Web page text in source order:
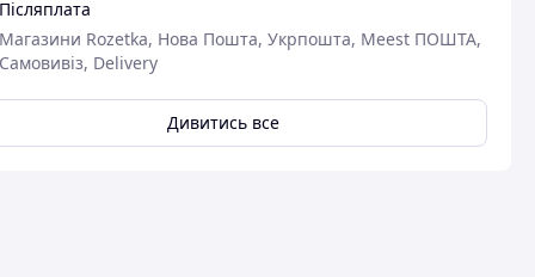
Післяплата
Магазини Rozetka, Нова Пошта, Укрпошта, Meest ПОШТА,
Самовивіз, Delivery
Дивитись все